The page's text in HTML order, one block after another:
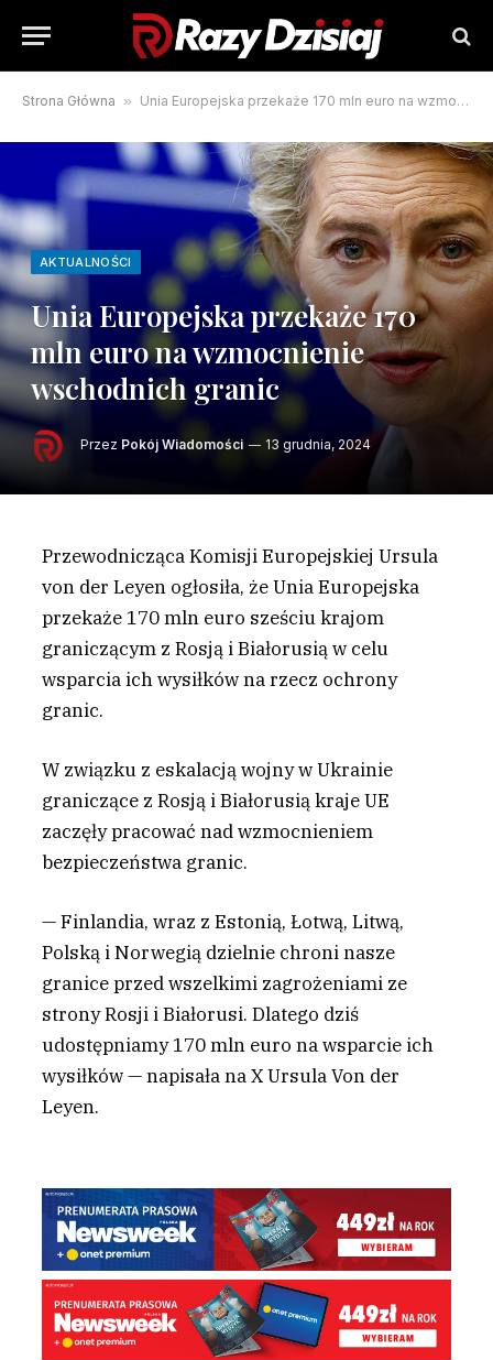
Strona Główna » Unia Europejska przekaże 170 mln euro na wzmocnienie wschodnich granic
AKTUALNOŚCI
Unia Europejska przekaże 170
mln euro na wzmocnienie
wschodnich granic
Przez Pokój Wiadomości 13 grudnia, 2024
Przewodnicząca Komisji Europejskiej Ursula
von der Leyen ogłosiła, że Unia Europejska
przekaże 170 mln euro sześciu krajom
graniczącym z Rosją i Białorusią w celu
wsparcia ich wysiłków na rzecz ochrony
granic.
W związku z eskalacją wojny w Ukrainie
graniczące z Rosją i Białorusią kraje UE
zaczęły pracować nad wzmocnieniem
bezpieczeństwa granic.
— Finlandia, wraz z Estonią, Łotwą, Litwą,
Polską i Norwegią dzielnie chroni nasze
granice przed wszelkimi zagrożeniami ze
strony Rosji i Białorusi. Dlatego dziś
udostępniamy 170 mln euro na wsparcie ich
wysiłków — napisała na X Ursula Von der
Leyen.